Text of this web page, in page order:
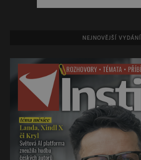
NEJNOVĚJŠÍ VYDÁNÍ